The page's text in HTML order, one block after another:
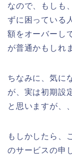
なので、もしも
ずに困っている
額をオーバーし
が普通かもしれ
ちなみに、気に
が、実は初期設
と思いますが、
もしかしたら、
のサービスの申